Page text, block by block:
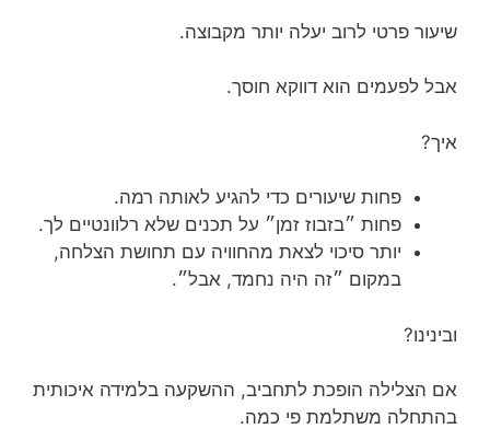
שיעור פרטי לרוב יעלה יותר מקבוצה.
אבל לפעמים הוא דווקא חוסך.
איך?
פחות שיעורים כדי להגיע לאותה רמה.
פחות ״בזבוז זמן״ על תכנים שלא רלוונטיים לך.
יותר סיכוי לצאת מהחוויה עם תחושת הצלחה,
במקום ״זה היה נחמד, אבל״.
ובינינו?
אם הצלילה הופכת לתחביב, ההשקעה בלמידה איכותית
בהתחלה משתלמת פי כמה.